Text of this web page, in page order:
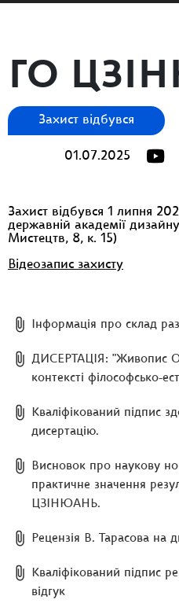
ГО
Захист відбувся
01.07.2025
Захист відбувся 1 липня
державній академії
Мистецтв, 8, к. 15)
Відеозапис захисту
Інформація про склад
ДИСЕРТАЦІЯ: "Живопис
контексті філософсько-
Кваліфікований підпис
дисертацію.
Висновок про наукову
практичне значення
ЦЗІНЮАНЬ.
Рецензія В. Тарасова на
Кваліфікований підпис
відгук